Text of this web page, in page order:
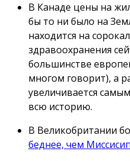
В Канаде цены на
бы то ни было на
находится на
здравоохранения
большинстве
многом говорит), а
увеличивается
всю историю.
В Великобритании
беднее, чем